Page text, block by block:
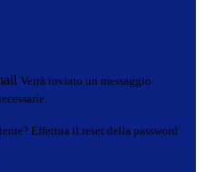
Verrà inviato un messaggio
Effettua il reset della password